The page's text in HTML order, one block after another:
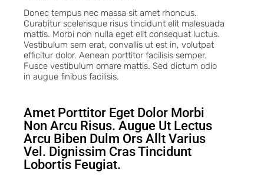
Donec tempus nec massa sit amet rhoncus.
Curabitur scelerisque risus tincidunt elit malesuada
mattis. Morbi non nulla eget elit consequat luctus.
Vestibulum sem erat, convallis ut est in, volutpat
efficitur dolor. Aenean porttitor facilisis semper.
Fusce vestibulum ornare mattis. Sed dictum odio
in augue finibus facilisis.
Amet Porttitor Eget Dolor Morbi
Non Arcu Risus. Augue Ut Lectus
Arcu Biben Dulm Ors Allt Varius
Vel. Dignissim Cras Tincidunt
Lobortis Feugiat.